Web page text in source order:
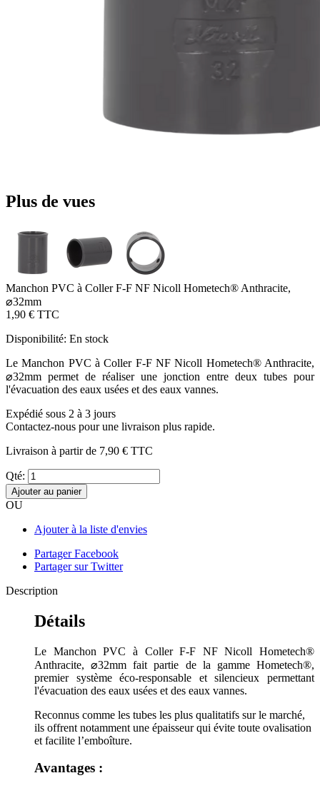
Plus de vues
Manchon PVC à Coller F-F NF Nicoll Hometech® Anthracite,
⌀32mm
1,90 € TTC
Disponibilité: En stock
Le Manchon PVC à Coller F-F NF Nicoll Hometech® Anthracite,
⌀32mm permet de réaliser une jonction entre deux tubes pour
l'évacuation des eaux usées et des eaux vannes.
Expédié sous 2 à 3 jours
Contactez-nous pour une livraison plus rapide.
Livraison à partir de 7,90 € TTC
Qté:
Ajouter au panier
OU
Ajouter à la liste d'envies
Partager Facebook
Partager sur Twitter
Description
Détails
Le Manchon PVC à Coller F-F NF Nicoll Hometech®
Anthracite, ⌀32mm fait partie de la gamme Hometech®,
premier système éco-responsable et silencieux permettant
l'évacuation des eaux usées et des eaux vannes.
Reconnus comme les tubes les plus qualitatifs sur le marché,
ils offrent notamment une épaisseur qui évite toute ovalisation
et facilite l’emboîture.
Avantages :